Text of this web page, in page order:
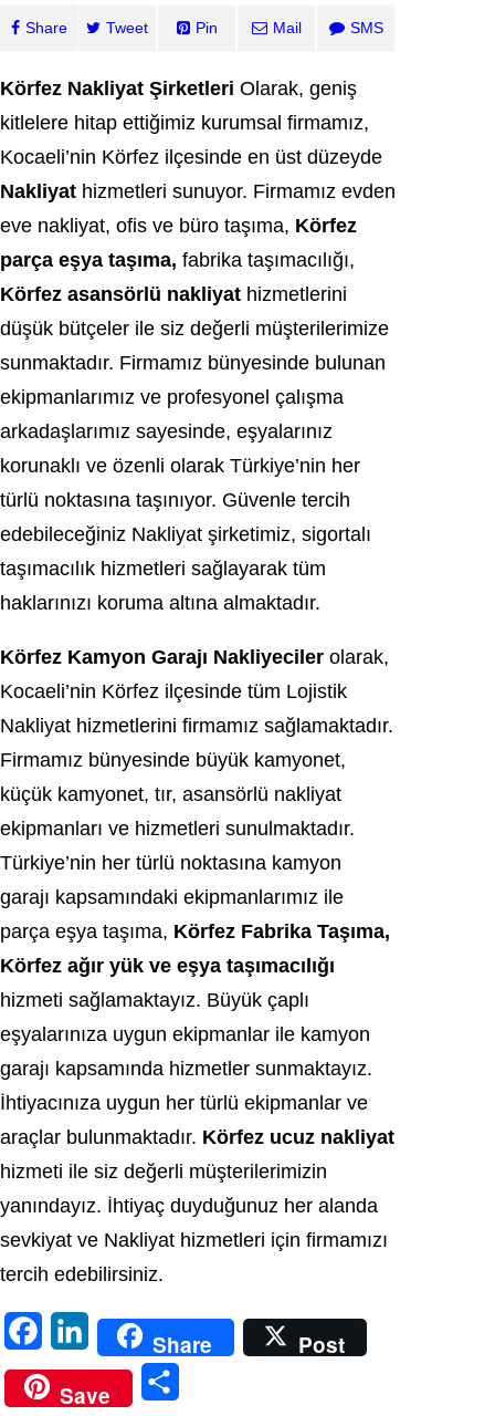
Share Tweet Pin Mail SMS
Körfez Nakliyat Şirketleri Olarak, geniş
kitlelere hitap ettiğimiz kurumsal firmamız,
Kocaeli’nin Körfez ilçesinde en üst düzeyde
Nakliyat hizmetleri sunuyor. Firmamız evden
eve nakliyat, ofis ve büro taşıma, Körfez
parça eşya taşıma, fabrika taşımacılığı,
Körfez asansörlü nakliyat hizmetlerini
düşük bütçeler ile siz değerli müşterilerimize
sunmaktadır. Firmamız bünyesinde bulunan
ekipmanlarımız ve profesyonel çalışma
arkadaşlarımız sayesinde, eşyalarınız
korunaklı ve özenli olarak Türkiye’nin her
türlü noktasına taşınıyor. Güvenle tercih
edebileceğiniz Nakliyat şirketimiz, sigortalı
taşımacılık hizmetleri sağlayarak tüm
haklarınızı koruma altına almaktadır.
Körfez Kamyon Garajı Nakliyeciler olarak,
Kocaeli’nin Körfez ilçesinde tüm Lojistik
Nakliyat hizmetlerini firmamız sağlamaktadır.
Firmamız bünyesinde büyük kamyonet,
küçük kamyonet, tır, asansörlü nakliyat
ekipmanları ve hizmetleri sunulmaktadır.
Türkiye’nin her türlü noktasına kamyon
garajı kapsamındaki ekipmanlarımız ile
parça eşya taşıma, Körfez Fabrika Taşıma,
Körfez ağır yük ve eşya taşımacılığı
hizmeti sağlamaktayız. Büyük çaplı
eşyalarınıza uygun ekipmanlar ile kamyon
garajı kapsamında hizmetler sunmaktayız.
İhtiyacınıza uygun her türlü ekipmanlar ve
araçlar bulunmaktadır. Körfez ucuz nakliyat
hizmeti ile siz değerli müşterilerimizin
yanındayız. İhtiyaç duyduğunuz her alanda
sevkiyat ve Nakliyat hizmetleri için firmamızı
tercih edebilirsiniz.
a
c
i
n
Share
Post
Save